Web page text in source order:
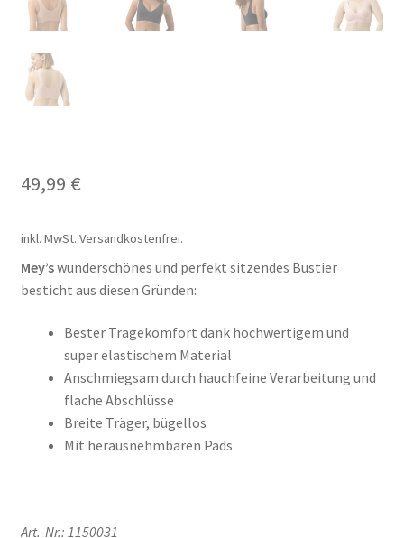
Forma de pagamento
Impresso
Impressum
Impronta
Informações sobre o envio e formas de pagamento
Informazioni sui metodi di spedizione e di pagamento
Infos zu Versand und Bezahlmethoden
Kasse
49,99 €
inkl. MwSt. Versandkostenfrei.
Mey’swunderschönes und perfekt sitzendes Bustier
besticht aus diesen Gründen:
Bester Tragekomfort dank hochwertigem und
super elastischem Material
Anschmiegsam durch hauchfeine Verarbeitung und
flache Abschlüsse
Breite Träger, bügellos
Mit herausnehmbaren Pads
Art.-Nr.: 1150031